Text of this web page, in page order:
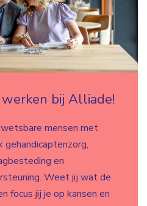
werken bij Alliade!
mensen met
en
Weet jij wat de
focus jij je op kansen en